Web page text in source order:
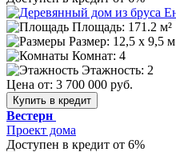
Площадь: 171.2 м²
Размер: 12,5 x 9,5 м
Комнат: 4
Этажность: 2
Цена от: 3 700 000 руб.
Купить в кредит
Вестерн
Проект дома
Доступен в кредит от 6%